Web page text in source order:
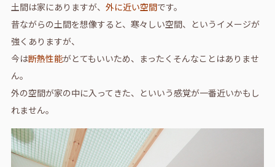
土間は家にありますが、 外に近い空間です。
昔ながらの土間を想像すると、寒々しい空間、というイメージが
強くありますが、
今は断熱性能がとてもいいため、まったくそんなことはありませ
ん。
外の空間が家の中に入ってきた、といいう感覚が一番近いかもし
れません。